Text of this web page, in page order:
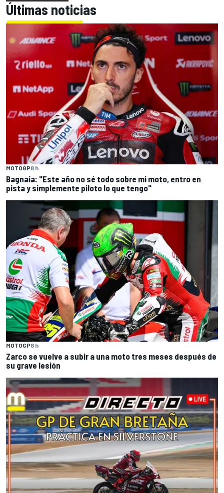
Últimas noticias
MOTOGP8 h
Bagnaia: "Este año no sé todo sobre mi moto, entro en
pista y simplemente piloto lo que tengo"
MOTOGP8 h
Zarco se vuelve a subir a una moto tres meses después de
su grave lesión